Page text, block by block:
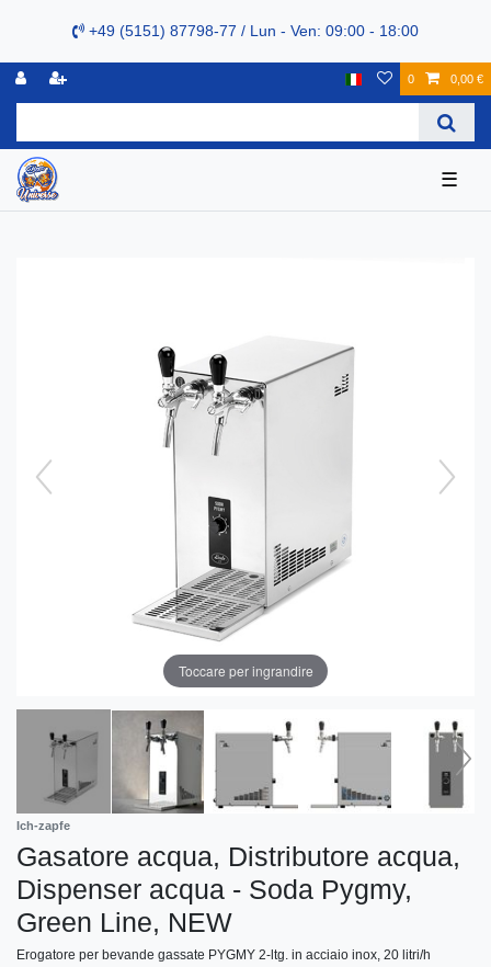
+49 (5151) 87798-77 / Lun - Ven: 09:00 - 18:00
0 0,00 €
☰
Toccare per ingrandire
Ich-zapfe
Gasatore acqua, Distributore acqua,
Dispenser acqua - Soda Pygmy,
Green Line, NEW
Erogatore per bevande gassate PYGMY 2-ltg. in acciaio inox, 20 litri/h